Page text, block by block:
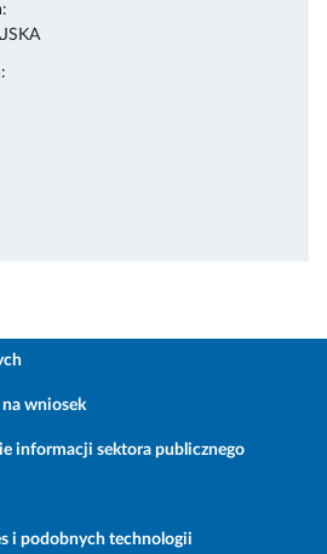
wniosek
informacji sektora publicznego
i podobnych technologii